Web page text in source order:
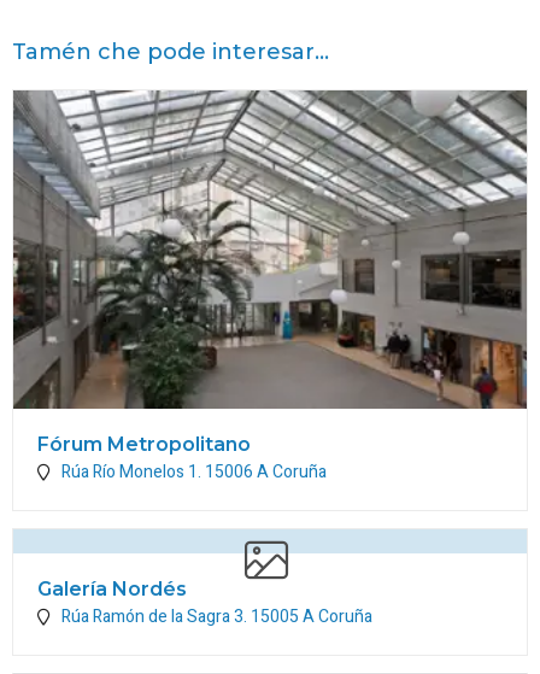
Tamén che pode interesar...
Fórum Metropolitano
Rúa Río Monelos 1. 15006A Coruña
Galería Nordés
Rúa Ramón de la Sagra 3. 15005A Coruña